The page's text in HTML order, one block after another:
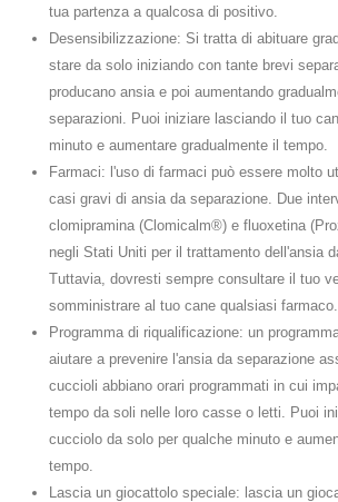
tua partenza a qualcosa di positivo.
Desensibilizzazione: Si tratta di abituare
stare da solo iniziando con tante brevi
producano ansia e poi aumentando
separazioni. Puoi iniziare lasciando il tuo
minuto e aumentare gradualmente il tempo.
Farmaci: l'uso di farmaci può essere molto
casi gravi di ansia da separazione. Due
clomipramina (Clomicalm®) e fluoxetina
negli Stati Uniti per il trattamento dell'ansia
Tuttavia, dovresti sempre consultare il tuo
somministrare al tuo cane qualsiasi farmaco.
Programma di riqualificazione: un
aiutare a prevenire l'ansia da separazione
cuccioli abbiano orari programmati in cui
tempo da soli nelle loro casse o letti. Puoi
cucciolo da solo per qualche minuto e
tempo.
Lascia un giocattolo speciale: lascia un